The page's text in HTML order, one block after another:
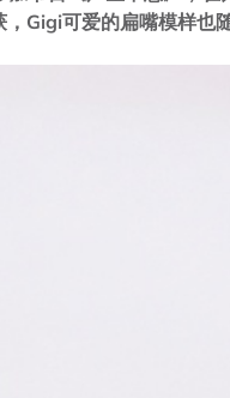
Gigi可爱的扁嘴模样也